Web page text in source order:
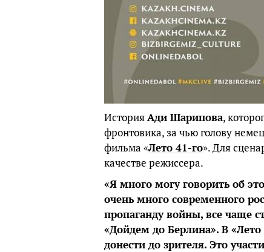
ИсторияАди Шарипова,
фронтовика, за чью голову
фильма «Лето 41-го». Для
качестве режиссера.
«Я много могу говорить об
очень много современного
пропаганду войны, все чаще
«Дойдем до Берлина». В
донести до зрителя. Это